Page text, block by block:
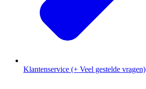
Klantenservice (+ Veel gestelde vragen)